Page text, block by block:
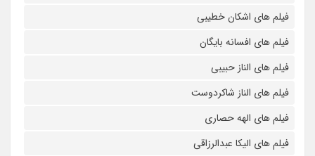
فیلم های اشکان خطیبی
فیلم های افسانه بایگان
فیلم های الناز حبیبی
فیلم های الناز شاکردوست
فیلم های الهه حصاری
فیلم های الیکا عبدالرزاقی